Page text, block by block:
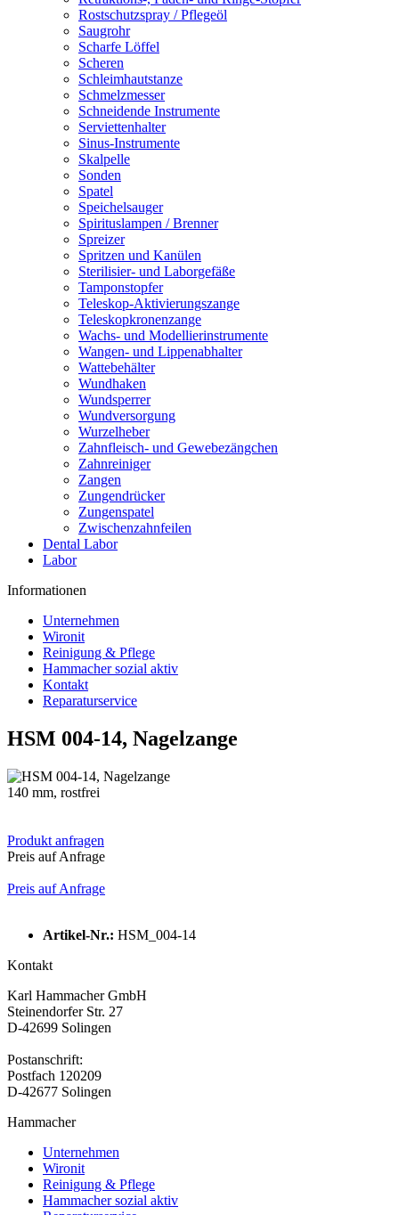
Rostschutzspray / Pflegeöl
Saugrohr
Scharfe Löffel
Scheren
Schleimhautstanze
Schmelzmesser
Schneidende Instrumente
Serviettenhalter
Sinus-Instrumente
Skalpelle
Sonden
Spatel
Speichelsauger
Spirituslampen / Brenner
Spreizer
Spritzen und Kanülen
Sterilisier- und Laborgefäße
Tamponstopfer
Teleskop-Aktivierungszange
Teleskopkronenzange
Wachs- und Modellierinstrumente
Wangen- und Lippenabhalter
Wattebehälter
Wundhaken
Wundsperrer
Wundversorgung
Wurzelheber
Zahnfleisch- und Gewebezängchen
Zahnreiniger
Zangen
Zungendrücker
Zungenspatel
Zwischenzahnfeilen
Dental Labor
Labor
Informationen
Unternehmen
Wironit
Reinigung & Pflege
Hammacher sozial aktiv
Kontakt
Reparaturservice
HSM 004-14, Nagelzange
140 mm, rostfrei
Produkt anfragen
Preis auf Anfrage
Preis auf Anfrage
Artikel-Nr.: HSM_004-14
Kontakt
Karl Hammacher GmbH
Steinendorfer Str. 27
D-42699 Solingen
Postanschrift:
Postfach 120209
D-42677 Solingen
Hammacher
Unternehmen
Wironit
Reinigung & Pflege
Hammacher sozial aktiv